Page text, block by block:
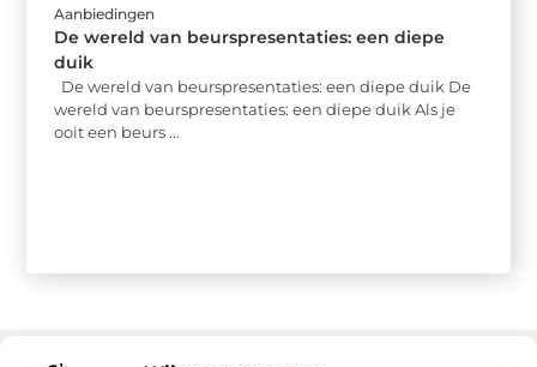
Aanbiedingen
De wereld van beurspresentaties: een diepe
duik
De wereld van beurspresentaties: een diepe duik De
wereld van beurspresentaties: een diepe duik Als je
ooit een beurs ...